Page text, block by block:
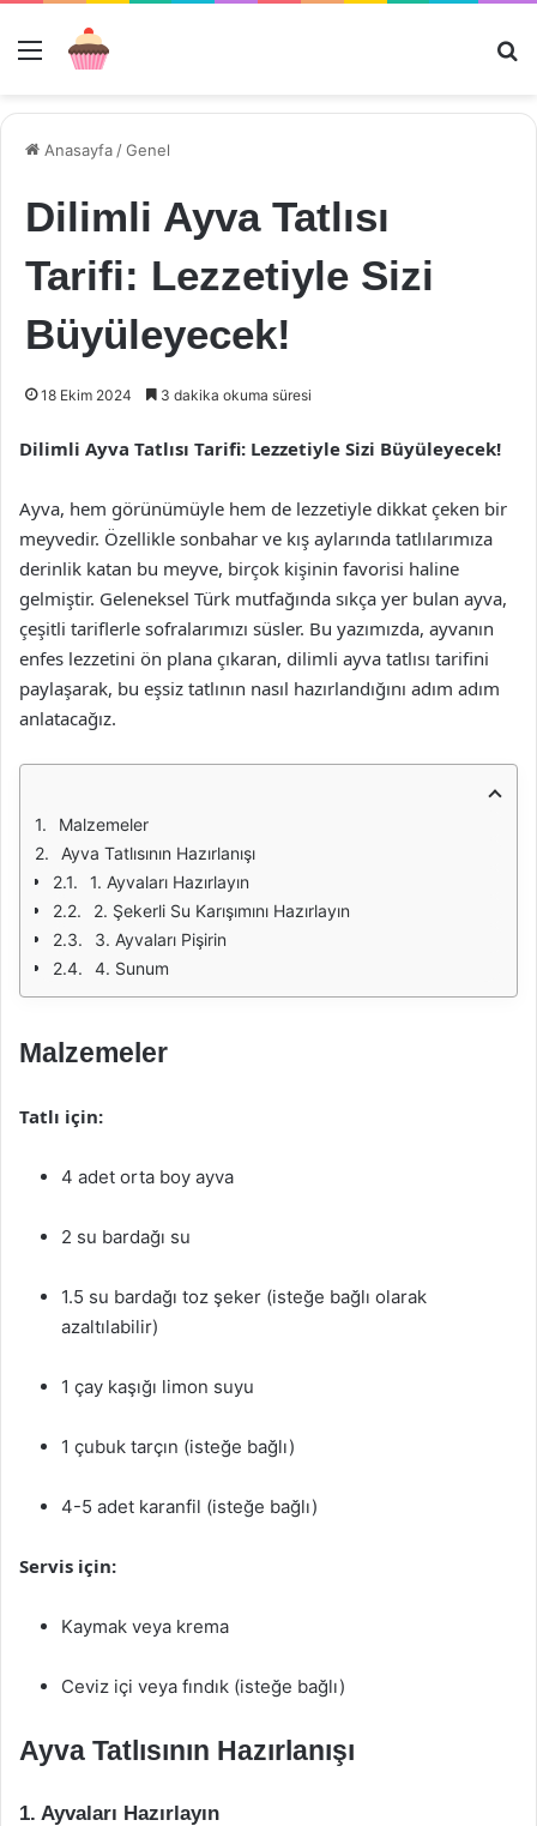
Menü
Anasayfa /Genel
Dilimli Ayva Tatlısı
Tarifi: Lezzetiyle Sizi
Büyüleyecek!
18 Ekim 2024 3 dakika okuma süresi
Dilimli Ayva Tatlısı Tarifi: Lezzetiyle Sizi Büyüleyecek!
Ayva, hem görünümüyle hem de lezzetiyle dikkat çeken bir
meyvedir. Özellikle sonbahar ve kış aylarında tatlılarımıza
derinlik katan bu meyve, birçok kişinin favorisi haline
gelmiştir. Geleneksel Türk mutfağında sıkça yer bulan ayva,
çeşitli tariflerle sofralarımızı süsler. Bu yazımızda, ayvanın
enfes lezzetini ön plana çıkaran, dilimli ayva tatlısı tarifini
paylaşarak, bu eşsiz tatlının nasıl hazırlandığını adım adım
anlatacağız.
Malzemeler
Ayva Tatlısının Hazırlanışı
1. Ayvaları Hazırlayın
2. Şekerli Su Karışımını Hazırlayın
3. Ayvaları Pişirin
4. Sunum
Malzemeler
Tatlı için:
4 adet orta boy ayva
2 su bardağı su
1.5 su bardağı toz şeker (isteğe bağlı olarak
azaltılabilir)
1 çay kaşığı limon suyu
1 çubuk tarçın (isteğe bağlı)
4-5 adet karanfil (isteğe bağlı)
Servis için:
Kaymak veya krema
Ceviz içi veya fındık (isteğe bağlı)
Ayva Tatlısının Hazırlanışı
1. Ayvaları Hazırlayın